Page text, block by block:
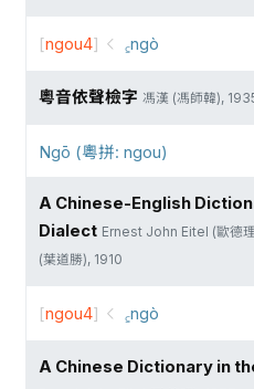
[ngou4] ꜁ngò
粵音依聲檢字 馮漢 (馮師韓),
Ngō (粵拼: ngou)
A Chinese-English
Dialect Ernest John Eitel (歐德
(葉道勝), 1910
[ngou4] ꜁ngò
A Chinese Dictionary in